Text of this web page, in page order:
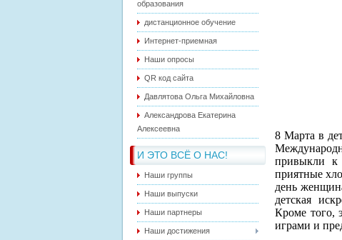
образования
дистанционное обучение
Интернет-приемная
Наши опросы
QR код сайта
Давлятова Ольга Михайловна
Александрова Екатерина
Алексеевна
И ЭТО ВСЁ О НАС!
Наши группы
Наши выпуски
Наши партнеры
Наши достижения
8 Марта в
привыкли к
приятные
день
детская
Кроме того,
играми и